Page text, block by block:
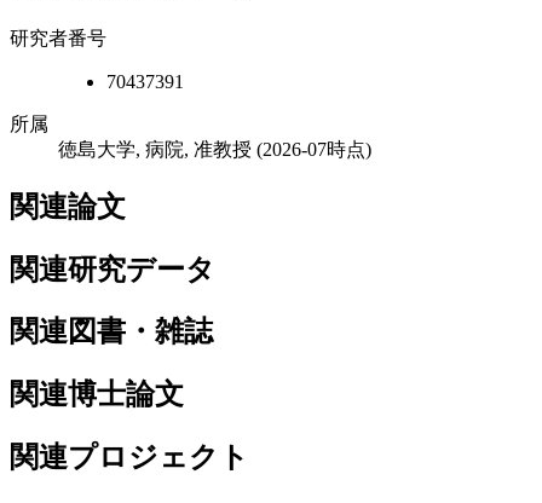
研究者番号
70437391
所属
徳島大学, 病院, 准教授 (2026-07時点)
関連論文
関連研究データ
関連図書・雑誌
関連博士論文
関連プロジェクト